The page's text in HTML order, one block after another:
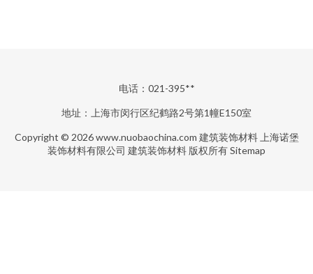
电话：021-395**
地址：上海市闵行区纪鹤路2号第1幢E150室
Copyright © 2026www.nuobaochina.com 建筑装饰材料 上海诺堡
装饰材料有限公司 建筑装饰材料 版权所有Sitemap